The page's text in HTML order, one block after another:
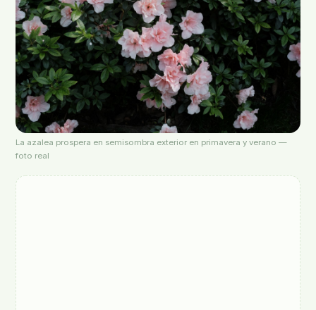
La azalea prospera en semisombra exterior en primavera y verano —
foto real